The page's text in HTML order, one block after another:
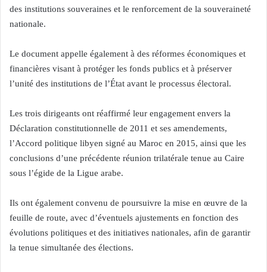
des institutions souveraines et le renforcement de la souveraineté
nationale.
Le document appelle également à des réformes économiques et
financières visant à protéger les fonds publics et à préserver
l’unité des institutions de l’État avant le processus électoral.
Les trois dirigeants ont réaffirmé leur engagement envers la
Déclaration constitutionnelle de 2011 et ses amendements,
l’Accord politique libyen signé au Maroc en 2015, ainsi que les
conclusions d’une précédente réunion trilatérale tenue au Caire
sous l’égide de la Ligue arabe.
Ils ont également convenu de poursuivre la mise en œuvre de la
feuille de route, avec d’éventuels ajustements en fonction des
évolutions politiques et des initiatives nationales, afin de garantir
la tenue simultanée des élections.